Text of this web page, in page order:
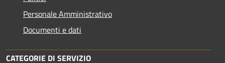
Personale Amministrativo
Documenti e dati
CATEGORIE DI SERVIZIO